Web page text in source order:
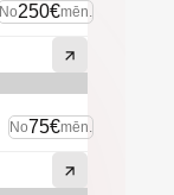
No250€mēn.
No75€mēn.